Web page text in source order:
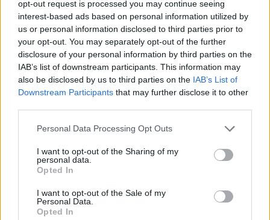
opt-out request is processed you may continue seeing
interest-based ads based on personal information utilized by
us or personal information disclosed to third parties prior to
your opt-out. You may separately opt-out of the further
disclosure of your personal information by third parties on the
IAB’s list of downstream participants. This information may
also be disclosed by us to third parties on the IAB’s List of
Downstream Participants that may further disclose it to other
Personal Data Processing Opt Outs
I want to opt-out of the Sharing of my
personal data.
Opted In
I want to opt-out of the Sale of my
Personal Data.
Opted In
Eriqo
Főállásban Informatikus kocka, de lelkében elkötelezett gamer,
KAPCSOLÓDÓ CIKKEK TÖBB A SZERZŐTŐL